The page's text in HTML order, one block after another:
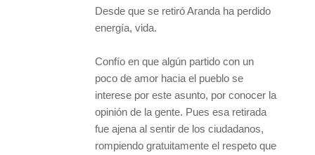
Desde que se retiró Aranda ha perdido
energía, vida.
Confío en que algún partido con un
poco de amor hacia el pueblo se
interese por este asunto, por conocer la
opinión de la gente. Pues esa retirada
fue ajena al sentir de los ciudadanos,
rompiendo gratuitamente el respeto que